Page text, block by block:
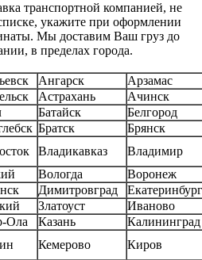
транспортной компанией, не
укажите при оформлении
Мы доставим Ваш груз до
в пределах города.
Ангарск
Арзамас
Астрахань
Ачинск
Батайск
Белгород
Братск
Брянск
Владикавказ
Владимир
Вологда
Воронеж
Димитровград
Екатеринбург
Златоуст
Иваново
Ола Казань
Калининград
Кемерово Киров